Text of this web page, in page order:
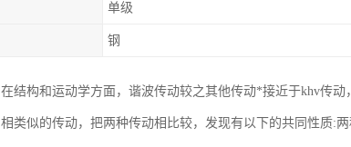
单级
钢
在结构和运动学方面，谐波传动较之其他传动*接近于khv传
相类似的传动，把两种传动相比较，发现有以下的共同性质: